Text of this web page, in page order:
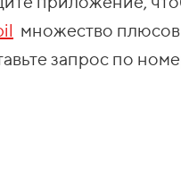
множество
запрос по